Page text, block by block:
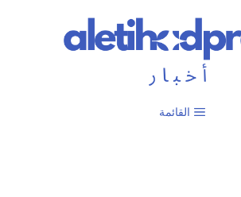
القائمة